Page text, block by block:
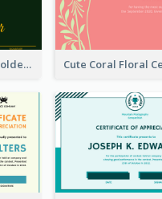
Golden Ribbon With Golden Badge Appreciation Certificate Design